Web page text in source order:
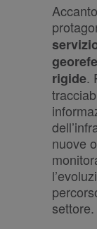
rigide.
nuove
settore.